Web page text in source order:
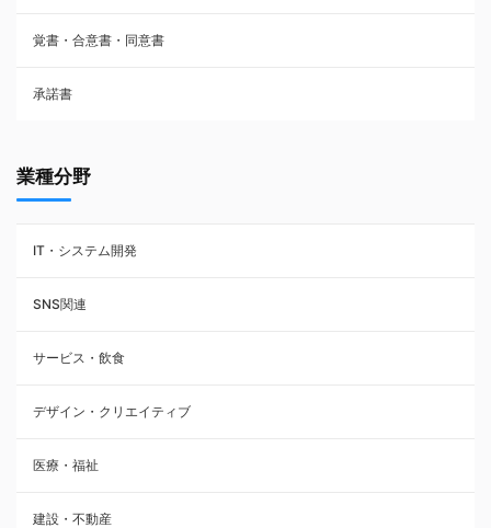
フランチャイズ契約
賃貸借契約
覚書・合意書・同意書
承諾書
業種分野
IT・システム開発
SNS関連
サービス・飲食
デザイン・クリエイティブ
医療・福祉
建設・不動産